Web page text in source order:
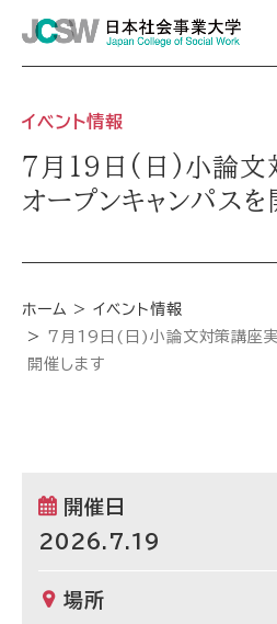
イベント情報
7月19日(日)小論文
オープンキャンパスを
ホーム
イベント情報
7月19日(日)小論文対策講座実
開催します
開催日
2026.7.19
場所